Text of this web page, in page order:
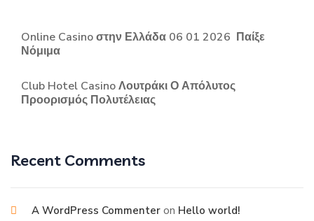
Online Casino στην Ελλάδα 06 01 2026 ️ Παίξε
Νόμιμα
Club Hotel Casino Λουτράκι Ο Απόλυτος
Προορισμός Πολυτέλειας
Recent Comments
A WordPress Commenter on Hello world!